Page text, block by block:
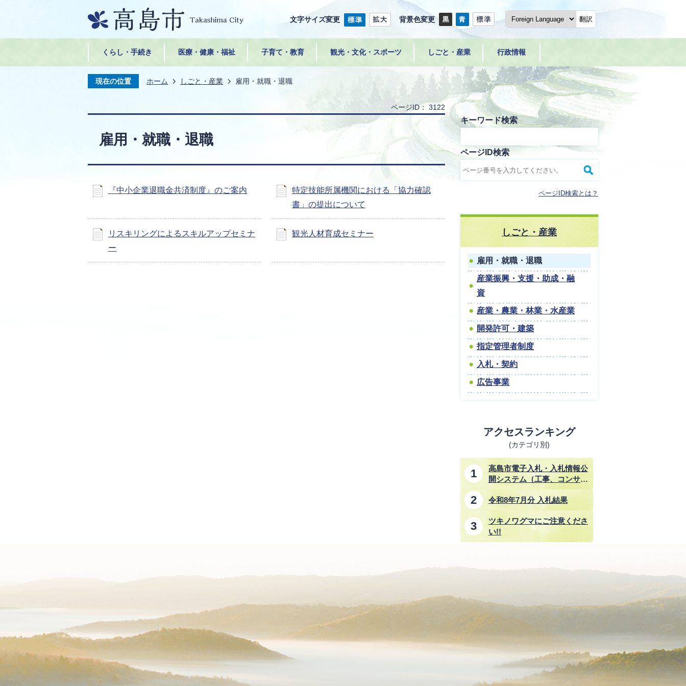
文字サイズ変更 背景色変更 翻訳
くらし・手続き 医療・健康・福祉 子育て・教育 観光・文化・スポーツ しごと・産業 行政情報
現在の位置 ホーム しごと・産業 雇用・就職・退職
ページID： 3122
雇用・就職・退職
『中小企業退職金共済制度』のご案内
特定技能所属機関における「協力確認
書」の提出について
リスキリングによるスキルアップセミナ
ー
観光人材育成セミナー
キーワード検索
ページID検索
ページID検索とは？
しごと・産業
雇用・就職・退職
産業振興・支援・助成・融
資
産業・農業・林業・水産業
開発許可・建築
指定管理者制度
入札・契約
広告事業
アクセスランキング
(カテゴリ別)
高島市電子入札・入札情報公
開システム（工事、コンサル
タント業務、物品・その他業
務）
令和8年7月分 入札結果
ツキノワグマにご注意くださ
い!!